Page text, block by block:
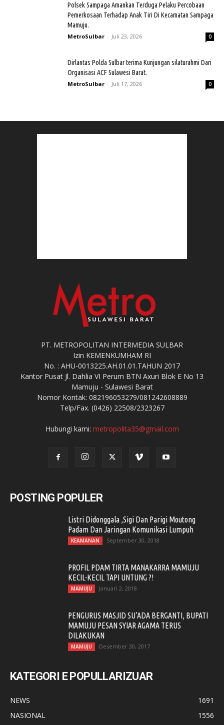
Polsek Sampaga Amankan Terduga Pelaku Percobaan
Pemerkosaan Terhadap Anak Tiri Di Kecamatan Sampaga
Mamuju.
MetroSulbar - Juli 23, 2026 0
Dirlantas Polda Sulbar terima Kunjungan silaturahmi Dari
Organisasi ACF Sulawesi Barat.
MetroSulbar - Juli 17, 2026 0
PT. METROPOLITAN INTERMEDIA SULBAR
Izin KEMENKUMHAM RI
No. : AHU-0013225.AH.01.01.TAHUN 2017
Kantor Pusat Jl. Dahlia VI Perum BTN Axuri Blok E No 13
Mamuju - Sulawesi Barat
Nomor Kontak: 082196053279/081242608889
Telp/Fax. (0426) 22508/2323267
Hubungi kami: metropolita35@gmail.com
POSTING POPULER
Listri Didonggala ,Sigi Dan Parigi Moutong
Padam Dan Jaringan Komunikasi Lumpuh
KEAMANAN September 30, 2018
PROFIL PDAM TIRTA MANAKARRA MAMUJU
KECIL-KECIL TAPI UNTUNG ?!
MAMUJU Januari 2, 2018
PENGURUS MASJID SU’ADA BERGANTI, BUPATI
MAMUJU PESAN SYIAR AGAMA TERUS
DILAKUKAN
MAMUJU Desember 30, 2017
KATEGORI E POPULLARIZUAR
NEWS
1691
NASIONAL
1556